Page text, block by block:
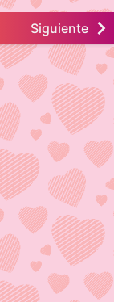
Siguiente